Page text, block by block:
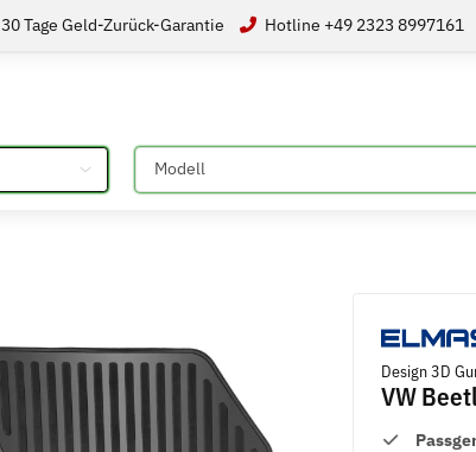
30 Tage Geld-Zurück-Garantie Hotline +49 2323 8997161
Bitte auswählen
Design 3D
VW